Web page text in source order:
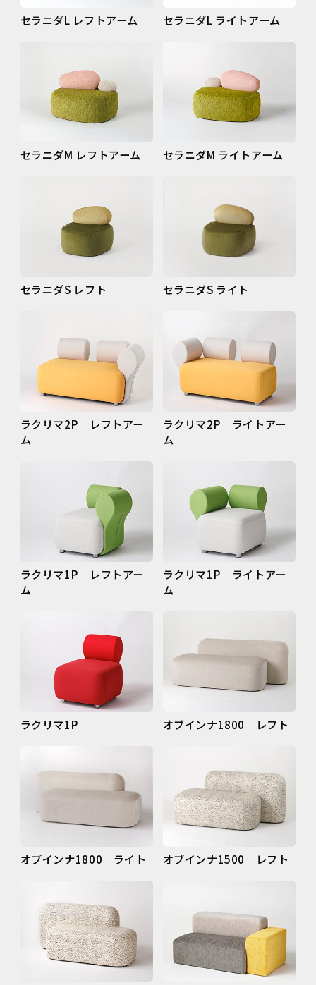
セラニダL レフトアーム セラニダL ライトアーム
セラニダM レフトアーム セラニダM ライトアーム
セラニダS レフト セラニダS ライト
ラクリマ2P レフトアー
ム
ラクリマ2P ライトアー
ム
ラクリマ1P レフトアー
ム
ラクリマ1P ライトアー
ム
ラクリマ1P オブインナ1800 レフト
オブインナ1800 ライト オブインナ1500 レフト